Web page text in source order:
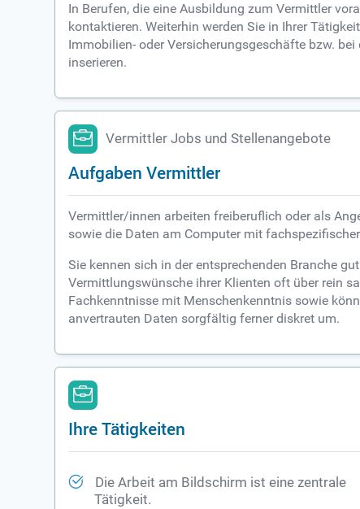
In Berufen, die eine Ausbildung zum Vermittler
kontaktieren. Weiterhin werden Sie in Ihrer
Immobilien- oder Versicherungsgeschäfte bzw.
inserieren.
Vermittler Jobs und Stellenangebote
Aufgaben Vermittler
Vermittler/innen arbeiten freiberuflich oder als
sowie die Daten am Computer mit
Sie kennen sich in der entsprechenden Branche
Vermittlungswünsche ihrer Klienten oft über rein
Fachkenntnisse mit Menschenkenntnis sowie
anvertrauten Daten sorgfältig ferner diskret um.
Ihre Tätigkeiten
Die Arbeit am Bildschirm ist eine zentrale
Tätigkeit.